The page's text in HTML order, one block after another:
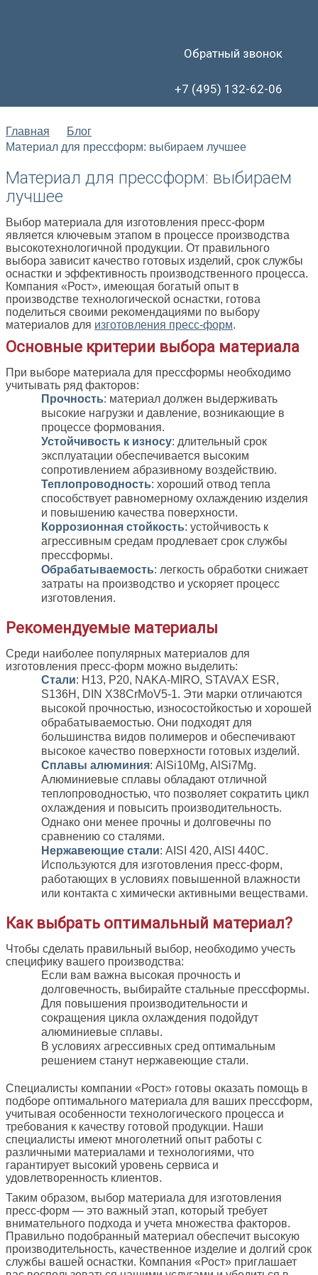
Обратный звонок
+7 (495) 132-62-06
Главная
Блог
Материал для прессформ: выбираем лучшее
Материал для прессформ: выбираем
лучшее
Выбор материала для изготовления пресс-форм
является ключевым этапом в процессе производства
высокотехнологичной продукции. От правильного
выбора зависит качество готовых изделий, срок службы
оснастки и эффективность производственного процесса.
Компания «Рост», имеющая богатый опыт в
производстве технологической оснастки, готова
поделиться своими рекомендациями по выбору
материалов для изготовления пресс-форм.
Основные критерии выбора материала
При выборе материала для прессформы необходимо
учитывать ряд факторов:
Прочность: материал должен выдерживать
высокие нагрузки и давление, возникающие в
процессе формования.
Устойчивость к износу: длительный срок
эксплуатации обеспечивается высоким
сопротивлением абразивному воздействию.
Теплопроводность: хороший отвод тепла
способствует равномерному охлаждению изделия
и повышению качества поверхности.
Коррозионная стойкость: устойчивость к
агрессивным средам продлевает срок службы
прессформы.
Обрабатываемость: легкость обработки снижает
затраты на производство и ускоряет процесс
изготовления.
Рекомендуемые материалы
Среди наиболее популярных материалов для
изготовления пресс-форм можно выделить:
Стали: H13, P20, NAKA-MIRO, STAVAX ESR,
S136H, DIN X38CrMoV5-1. Эти марки отличаются
высокой прочностью, износостойкостью и хорошей
обрабатываемостью. Они подходят для
большинства видов полимеров и обеспечивают
высокое качество поверхности готовых изделий.
Сплавы алюминия: AlSi10Mg, AlSi7Mg.
Алюминиевые сплавы обладают отличной
теплопроводностью, что позволяет сократить цикл
охлаждения и повысить производительность.
Однако они менее прочны и долговечны по
сравнению со сталями.
Нержавеющие стали: AISI 420, AISI 440C.
Используются для изготовления пресс-форм,
работающих в условиях повышенной влажности
или контакта с химически активными веществами.
Как выбрать оптимальный материал?
Чтобы сделать правильный выбор, необходимо учесть
специфику вашего производства:
Если вам важна высокая прочность и
долговечность, выбирайте стальные прессформы.
Для повышения производительности и
сокращения цикла охлаждения подойдут
алюминиевые сплавы.
В условиях агрессивных сред оптимальным
решением станут нержавеющие стали.
Специалисты компании «Рост» готовы оказать помощь в
подборе оптимального материала для ваших прессформ,
учитывая особенности технологического процесса и
требования к качеству готовой продукции. Наши
специалисты имеют многолетний опыт работы с
различными материалами и технологиями, что
гарантирует высокий уровень сервиса и
удовлетворенность клиентов.
Таким образом, выбор материала для изготовления
пресс-форм — это важный этап, который требует
внимательного подхода и учета множества факторов.
Правильно подобранный материал обеспечит высокую
производительность, качественное изделие и долгий срок
службы вашей оснастки. Компания «Рост» приглашает